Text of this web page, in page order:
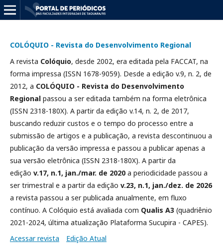
COLÓQUIO - Revista do Desenvolvimento Regional
A revista Colóquio, desde 2002, era editada pela FACCAT, na
forma impressa (ISSN 1678-9059). Desde a edição v.9, n. 2, de
2012, a COLÓQUIO - Revista do Desenvolvimento
Regional passou a ser editada também na forma eletrônica
(ISSN 2318-180X). A partir da edição v.14, n. 2, de 2017,
buscando reduzir custos e o tempo do processo entre a
submissão de artigos e a publicação, a revista descontinuou a
publicação da versão impressa e passou a publicar apenas a
sua versão eletrônica (ISSN 2318-180X). A partir da
edição v.17, n.1, jan./mar. de 2020 a periodicidade passou a
ser trimestral e a partir da edição v.23, n.1, jan./dez. de 2026
a revista passou a ser publicada anualmente, em fluxo
contínuo. A Colóquio está avaliada com Qualis A3 (quadriênio
2021-2024, última atualização Plataforma Sucupira - CAPES).
Acessar revista
Edição Atual